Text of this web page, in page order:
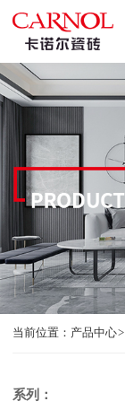
当前位置： 产品中心
系列：